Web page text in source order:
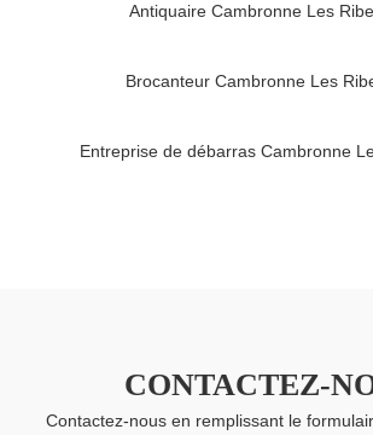
Antiquaire Cambronne Les
Brocanteur Cambronne Les
Entreprise de débarras Cambronne
CONTACTEZ-
Contactez-nous en remplissant le